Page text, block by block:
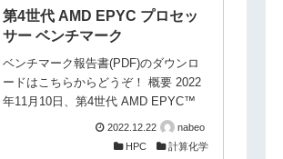
第4世代 AMD EPYC プロセッ
サー ベンチマーク
ベンチマーク報告書(PDF)のダウンロ
ードはこちらからどうぞ！ 概要 2022
年11月10日、第4世代 AMD EPYC™
プロセッサー（開発コード名：
Genoa）がリリースされました。新マ
2022.12.22
nabeo
HPC
計算化学